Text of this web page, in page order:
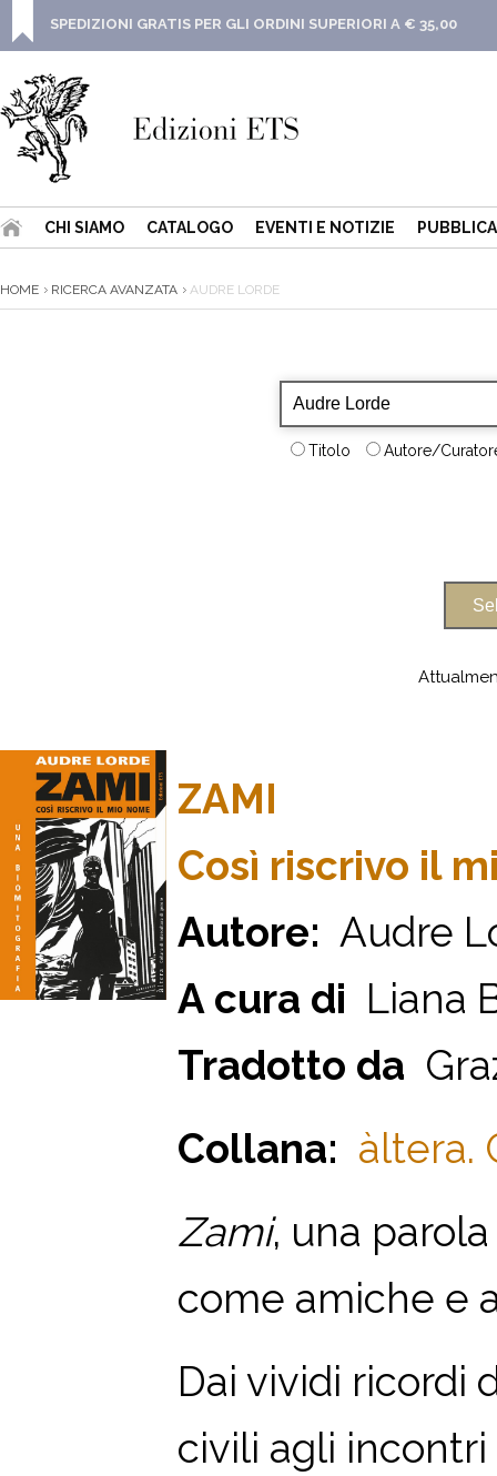
SPEDIZIONI GRATIS PER GLI ORDINI SUPERIORI A € 35,00
CHI SIAMO CATALOGO EVENTI E NOTIZIE
HOME RICERCA AVANZATA AUDRE LORDE
Titolo Autore/
ZAMI
Così riscrivo il
Autore: Audre
A cura di Liana
Tradotto da
Collana: àltera.
Zami, una
come amiche e
Dai vividi ricordi
civili agli